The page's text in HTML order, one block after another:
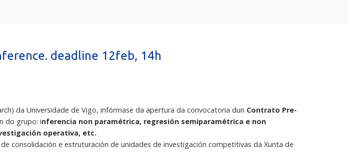
deadline 12feb, 14h
da Universidade de Vigo, infórmase da apertura da convocatoria dun Contrato Pre-
do grupo: inferencia non paramétrica, regresión semiparamétrica e non
operativa, etc.
consolidación e estruturación de unidades de investigación competitivas da Xunta de